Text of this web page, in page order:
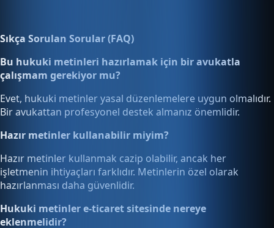
Sıkça Sorulan Sorular (FAQ)
Bu hukuki metinleri hazırlamak için bir avukatla
çalışmam gerekiyor mu?
Evet, hukuki metinler yasal düzenlemelere uygun olmalıdır.
Bir avukattan profesyonel destek almanız önemlidir.
Hazır metinler kullanabilir miyim?
Hazır metinler kullanmak cazip olabilir, ancak her
işletmenin ihtiyaçları farklıdır. Metinlerin özel olarak
hazırlanması daha güvenlidir.
Hukuki metinler e-ticaret sitesinde nereye
eklenmelidir?